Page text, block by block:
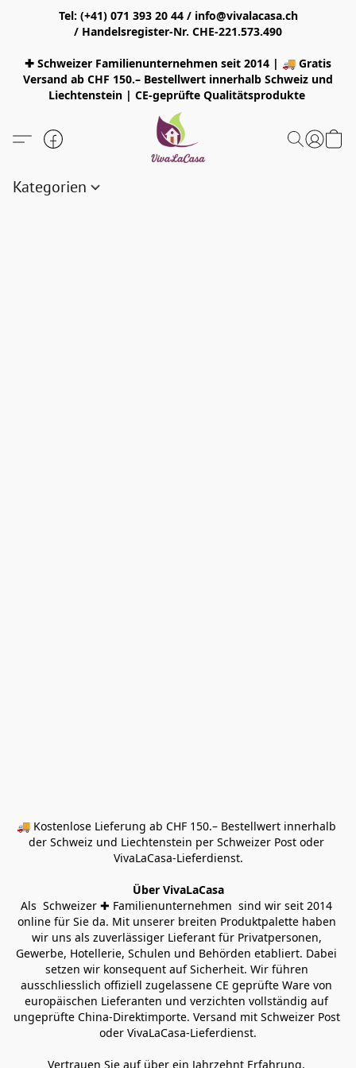
Tel: (+41) 071 393 20 44 / info@vivalacasa.ch
/ Handelsregister-Nr. CHE-221.573.490
✚ Schweizer Familienunternehmen seit 2014 | 🚚 Gratis
Versand ab CHF 150.– Bestellwert innerhalb Schweiz und
Liechtenstein | CE-geprüfte Qualitätsprodukte
Kategorien
🚚 Kostenlose Lieferung ab CHF 150.– Bestellwert innerhalb
der Schweiz und Liechtenstein per Schweizer Post oder
VivaLaCasa-Lieferdienst.
Über VivaLaCasa
Als  Schweizer ✚ Familienunternehmen  sind wir seit 2014
online für Sie da. Mit unserer breiten Produktpalette haben
wir uns als zuverlässiger Lieferant für Privatpersonen,
Gewerbe, Hotellerie, Schulen und Behörden etabliert. Dabei
setzen wir konsequent auf Sicherheit. Wir führen
ausschliesslich offiziell zugelassene CE geprüfte Ware von
europäischen Lieferanten und verzichten vollständig auf
ungeprüfte China-Direktimporte. Versand mit Schweizer Post
oder VivaLaCasa-Lieferdienst.
Vertrauen Sie auf über ein Jahrzehnt Erfahrung,